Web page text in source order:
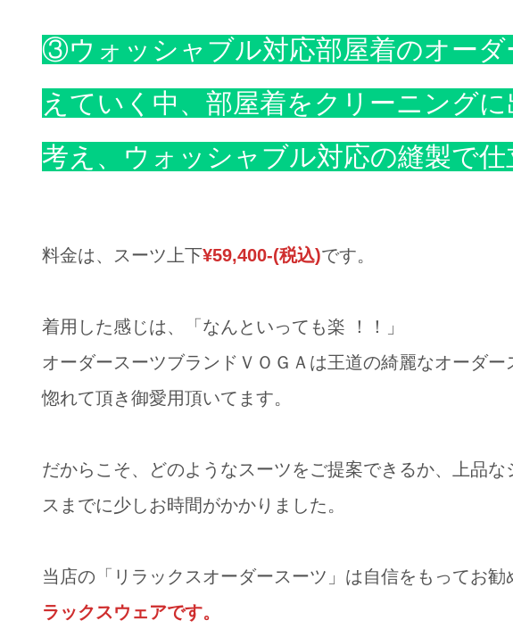
③ウォッシャブル対応部屋着のオー
えていく中、部屋着をクリーニング
考え、ウォッシャブル対応の縫製で仕
料金は、スーツ上下¥59,400-(税込)です。
着用した感じは、「なんといっても楽 ！！」
オーダースーツブランドＶＯＧＡは王道の綺麗なオーダ
惚れて頂き御愛用頂いてます。
だからこそ、どのようなスーツをご提案できるか、上品
スまでに少しお時間がかかりました。
当店の「リラックスオーダースーツ」は自信をもってお勧
ラックスウェアです。